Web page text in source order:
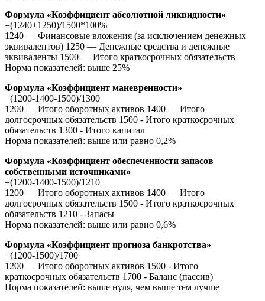
Формула «Коэффициент абсолютной ликвидности»
=(1240+1250)/1500*100%
1240 — Финансовые вложения (за исключением денежных
эквивалентов) 1250 — Денежные средства и денежные
эквиваленты 1500 — Итого краткосрочных обязательств
Норма показателей: выше 25%
Формула «Коэффициент маневренности»
=(1200-1400-1500)/1300
1200 — Итого оборотных активов 1400 — Итого
долгосрочных обязательств 1500 - Итого краткосрочных
обязательств 1300 - Итого капитал
Норма показателей: выше или равно 0,2%
Формула «Коэффициент обеспеченности запасов
собственными источниками»
=(1200-1400-1500)/1210
1200 — Итого оборотных активов 1400 — Итого
долгосрочных обязательств 1500 - Итого краткосрочных
обязательств 1210 - Запасы
Норма показателей: выше или равно 0,6%
Формула «Коэффициент прогноза банкротства»
=(1200-1500)/1700
1200 — Итого оборотных активов 1500 - Итого
краткосрочных обязательств 1700 - Баланс (пассив)
Норма показателей: выше нуля, чем выше тем лучше